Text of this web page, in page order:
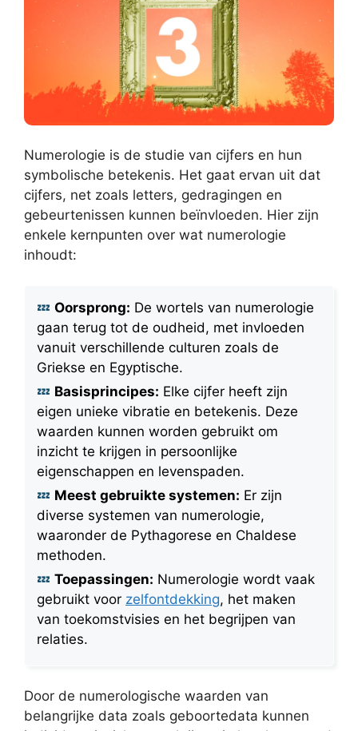
Numerologie is de studie van cijfers en hun
symbolische betekenis. Het gaat ervan uit dat
cijfers, net zoals letters, gedragingen en
gebeurtenissen kunnen beïnvloeden. Hier zijn
enkele kernpunten over wat numerologie
inhoudt:
Oorsprong: De wortels van numerologie
gaan terug tot de oudheid, met invloeden
vanuit verschillende culturen zoals de
Griekse en Egyptische.
Basisprincipes: Elke cijfer heeft zijn
eigen unieke vibratie en betekenis. Deze
waarden kunnen worden gebruikt om
inzicht te krijgen in persoonlijke
eigenschappen en levenspaden.
Meest gebruikte systemen: Er zijn
diverse systemen van numerologie,
waaronder de Pythagorese en Chaldese
methoden.
Toepassingen: Numerologie wordt vaak
gebruikt voor zelfontdekking, het maken
van toekomstvisies en het begrijpen van
relaties.
Door de numerologische waarden van
belangrijke data zoals geboortedata kunnen